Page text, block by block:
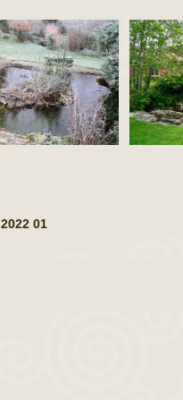
2022 01